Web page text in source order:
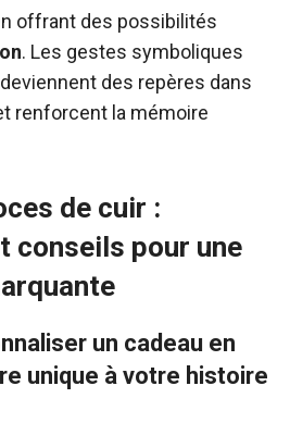
offrant des possibilités
. Les gestes symboliques
des repères dans
renforcent la mémoire
de cuir :
conseils pour une
un cadeau en
unique à votre histoire